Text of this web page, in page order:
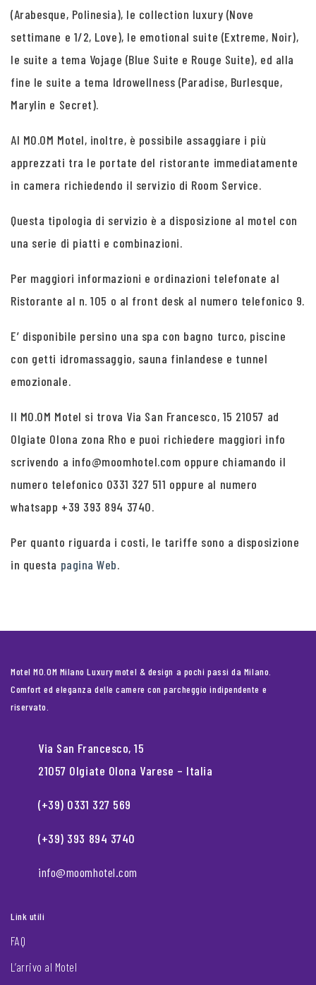
(Arabesque, Polinesia), le collection luxury (Nove
settimane e 1/2, Love), le emotional suite (Extreme, Noir),
le suite a tema Vojage (Blue Suite e Rouge Suite), ed alla
fine le suite a tema Idrowellness (Paradise, Burlesque,
Marylin e Secret).
Al MO.OM Motel, inoltre, è possibile assaggiare i più
apprezzati tra le portate del ristorante immediatamente
in camera richiedendo il servizio di Room Service.
Questa tipologia di servizio è a disposizione al motel con
una serie di piatti e combinazioni.
Per maggiori informazioni e ordinazioni telefonate al
Ristorante al n. 105 o al front desk al numero telefonico 9.
E’ disponibile persino una spa con bagno turco, piscine
con getti idromassaggio, sauna finlandese e tunnel
emozionale.
Il MO.OM Motel si trova Via San Francesco, 15 21057 ad
Olgiate Olona zona Rho e puoi richiedere maggiori info
scrivendo a info@moomhotel.com oppure chiamando il
numero telefonico 0331 327 511 oppure al numero
whatsapp +39 393 894 3740.
Per quanto riguarda i costi, le tariffe sono a disposizione
in questa pagina Web.
Motel MO.OM Milano Luxury motel & design a pochi passi da Milano.
Comfort ed eleganza delle camere con parcheggio indipendente e
riservato.
Via San Francesco, 15
21057 Olgiate Olona Varese – Italia
(+39) 0331 327 569
(+39) 393 894 3740
info@moomhotel.com
Link utili
FAQ
L’arrivo al Motel